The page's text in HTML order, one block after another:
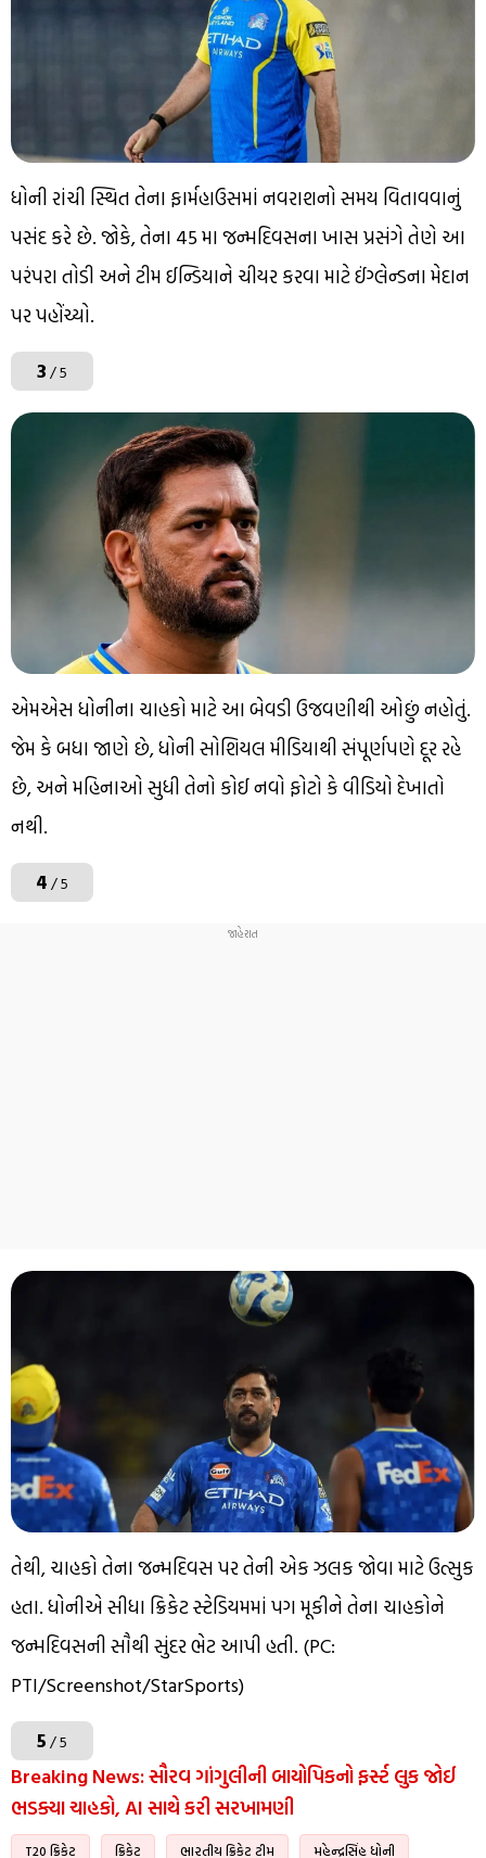
ધોની રાંચી સ્થિત તેના ફાર્મહાઉસમાં નવરાશનો સમય વિતાવવાનું
પસંદ કરે છે. જોકે, તેના 45 મા જન્મદિવસના ખાસ પ્રસંગે તેણે આ
પરંપરા તોડી અને ટીમ ઈન્ડિયાને ચીયર કરવા માટે ઈંગ્લેન્ડના મેદાન
પર પહોંચ્યો.
3/ 5
એમએસ ધોનીના ચાહકો માટે આ બેવડી ઉજવણીથી ઓછું નહોતું.
જેમ કે બધા જાણે છે, ધોની સોશિયલ મીડિયાથી સંપૂર્ણપણે દૂર રહે
છે, અને મહિનાઓ સુધી તેનો કોઈ નવો ફોટો કે વીડિયો દેખાતો
નથી.
4/ 5
તેથી, ચાહકો તેના જન્મદિવસ પર તેની એક ઝલક જોવા માટે ઉત્સુક
હતા. ધોનીએ સીધા ક્રિકેટ સ્ટેડિયમમાં પગ મૂકીને તેના ચાહકોને
જન્મદિવસની સૌથી સુંદર ભેટ આપી હતી. (PC:
PTI/Screenshot/StarSports)
5/ 5
Breaking News: સૌરવ ગાંગુલીની બાયોપિકનો ફર્સ્ટ લુક જોઈ
ભડક્યા ચાહકો, AI સાથે કરી સરખામણી
T20 ક્રિકેટ ક્રિકેટ ભારતીય ક્રિકેટ ટીમ મહેન્દ્રસિંહ ધોની